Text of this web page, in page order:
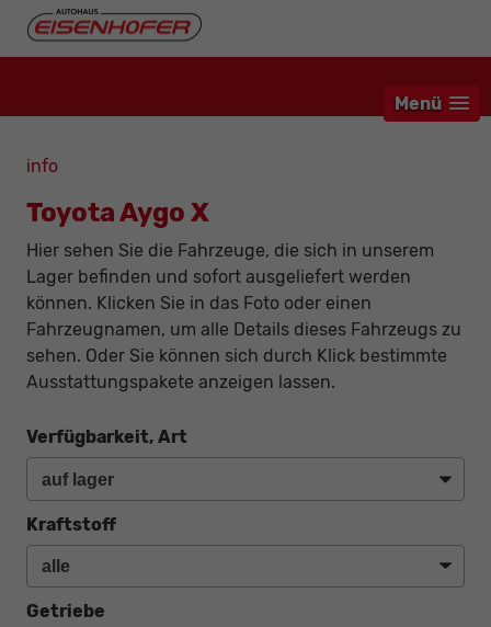
Menü
info
Toyota Aygo X
Hier sehen Sie die Fahrzeuge, die sich in unserem
Lager befinden und sofort ausgeliefert werden
können. Klicken Sie in das Foto oder einen
Fahrzeugnamen, um alle Details dieses Fahrzeugs zu
sehen. Oder Sie können sich durch Klick bestimmte
Ausstattungspakete anzeigen lassen.
Verfügbarkeit, Art
Kraftstoff
Getriebe